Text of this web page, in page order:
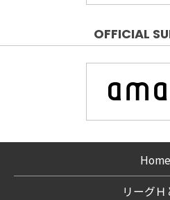
OFFICIAL
Home
リーグＨ